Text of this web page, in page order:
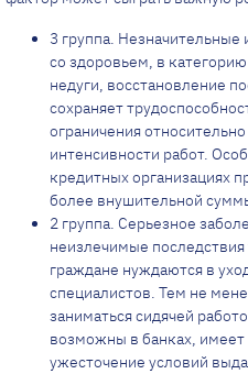
3 группа.
со здоровьем, в
недуги, восстановление
сохраняет
ограничения
интенсивности работ.
кредитных организациях
более внушительной
2 группа. Серьезное
неизлечимые
граждане нуждаются в
специалистов. Тем не
заниматься сидячей
возможны в банках,
ужесточение условий